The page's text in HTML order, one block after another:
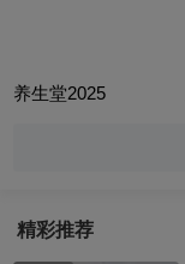
养生堂2025
精彩推荐